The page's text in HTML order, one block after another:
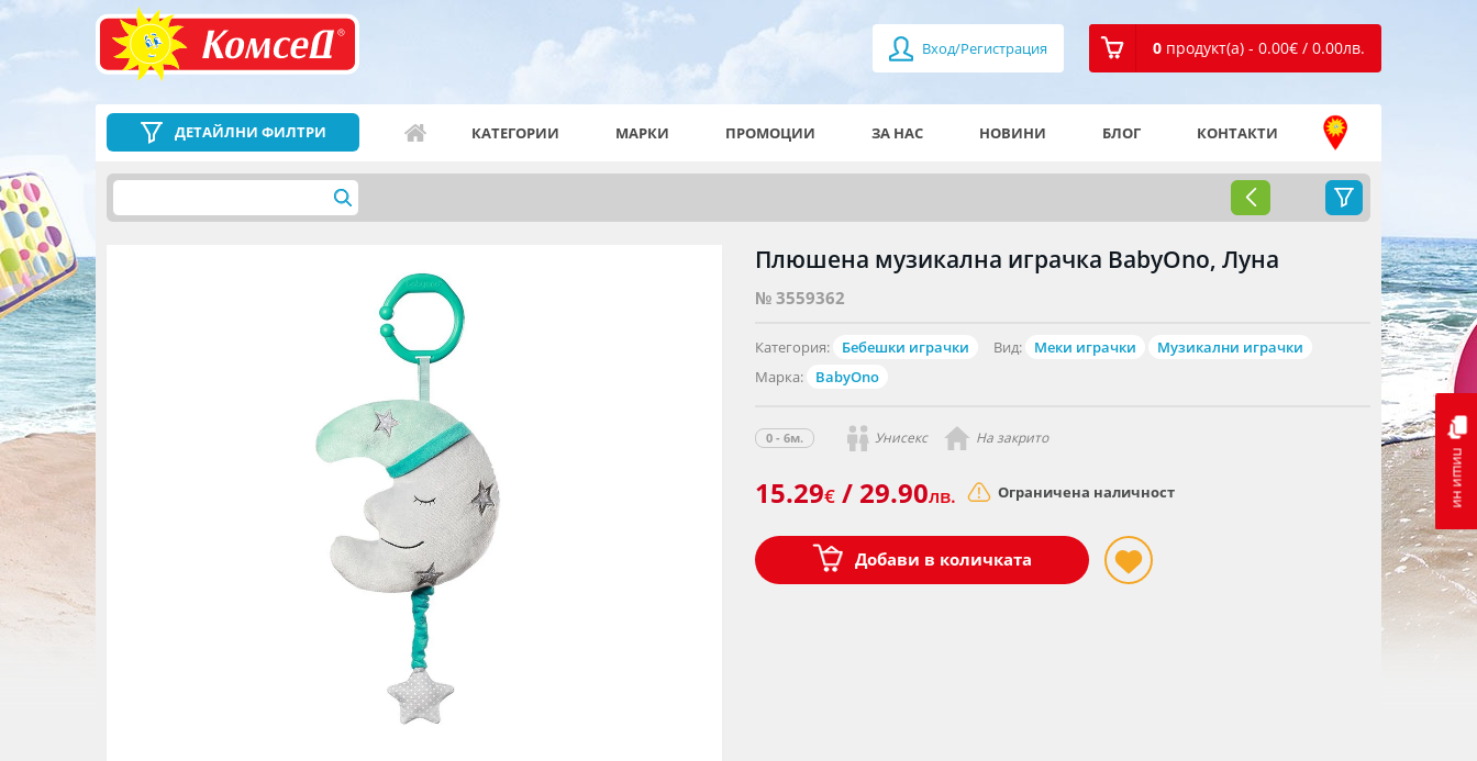
Вход/Регистрация 0 продукт(а) - 0.00€ / 0.00лв.
пиши ни
ДЕТАЙЛНИ ФИЛТРИ КАТЕГОРИИ МАРКИ ПРОМОЦИИ ЗА НАС НОВИНИ БЛОГ КОНТАКТИ
Плюшена музикална играчка BabyOno, Луна
№ 3559362
Категория: Бебешки играчки Вид: Меки играчки
Музикални играчки
Марка:
BabyOno
0 - 6м. Унисекс На закрито
15.29€ / 29.90лв. Ограничена наличност
Добави в количката